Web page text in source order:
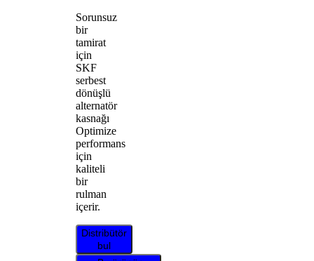
Sorunsuz
bir
tamirat
için
SKF
serbest
dönüşlü
alternatör
kasnağı
Optimize
performans
için
kaliteli
bir
rulman
içerir.
Distribütör
bul